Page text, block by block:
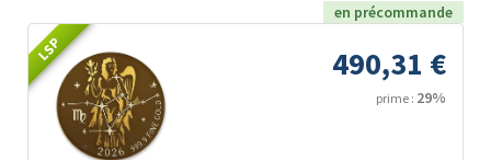
en précommande
LSP 490,31 €
prime : 29%